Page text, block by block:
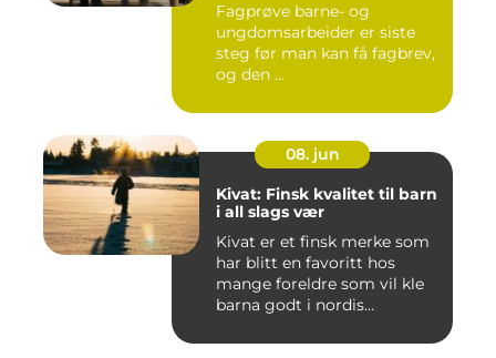
– veien til fagbrev
Fagprøve barne- og
ungdomsarbeider er siste
steg før man kan få fagbrev,
og den ...
08. jun
Kivat: Finsk kvalitet til barn
i all slags vær
Kivat er et finsk merke som
har blitt en favoritt hos
mange foreldre som vil kle
barna godt i nordis...